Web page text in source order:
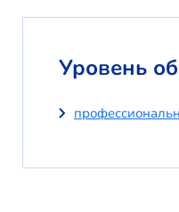
Уровень